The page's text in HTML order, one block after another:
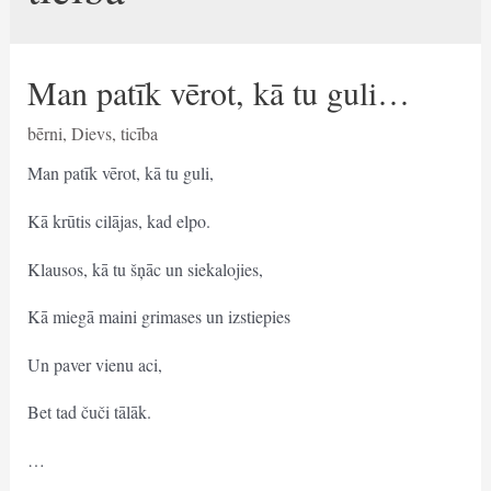
Man patīk vērot, kā tu guli…
bērni, Dievs, ticība
Man patīk vērot, kā tu guli,
Kā krūtis cilājas, kad elpo.
Klausos, kā tu šņāc un siekalojies,
Kā miegā maini grimases un izstiepies
Un paver vienu aci,
Bet tad čuči tālāk.
…